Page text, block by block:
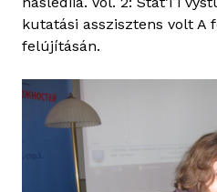
d
r
G
p
kutatási asszisztens volt A
felújításán.